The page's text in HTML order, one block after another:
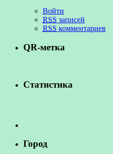
Войти
RSS записей
RSS комментариев
QR-метка
Статистика
Город